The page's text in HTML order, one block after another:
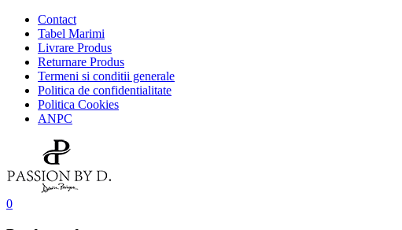
Contact
Tabel Marimi
Livrare Produs
Returnare Produs
Termeni si conditii generale
Politica de confidentialitate
Politica Cookies
ANPC
0